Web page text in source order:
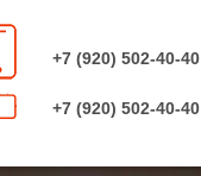
+7 (920) 502-40-40
+7 (920) 502-40-40